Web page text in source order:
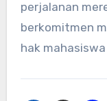
perjalanan
berkomitmen
hak